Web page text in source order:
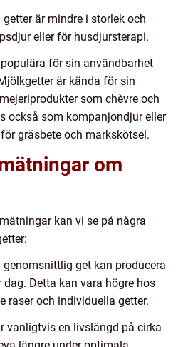
är mindre i storlek och
eller för husdjursterapi.
för sin användbarhet
är kända för sin
som chèvre och
också som kompanjondjur eller
gräsbete och markskötsel.
om
kan vi se på några
get kan producera
Detta kan vara högre hos
raser och individuella getter.
vanligtvis en livslängd på cirka